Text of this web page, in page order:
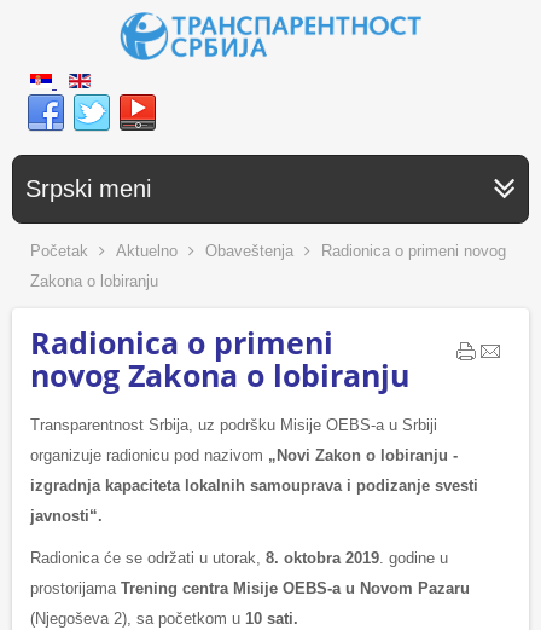
Srpski meni
Početak Aktuelno Obaveštenja
Radionica o primeni novog
Zakona o lobiranju
Radionica o primeni
novog Zakona o lobiranju
Transparentnost Srbija, uz podršku Misije OEBS-a u Srbiji
organizuje radionicu pod nazivom „Novi Zakon o lobiranju -
izgradnja kapaciteta lokalnih samouprava i podizanje svesti
javnosti“.
Radionica će se održati u utorak, 8. oktobra 2019. godine u
prostorijama Trening centra Misije OEBS-a u Novom Pazaru
(Njegoševa 2), sa početkom u 10 sati.